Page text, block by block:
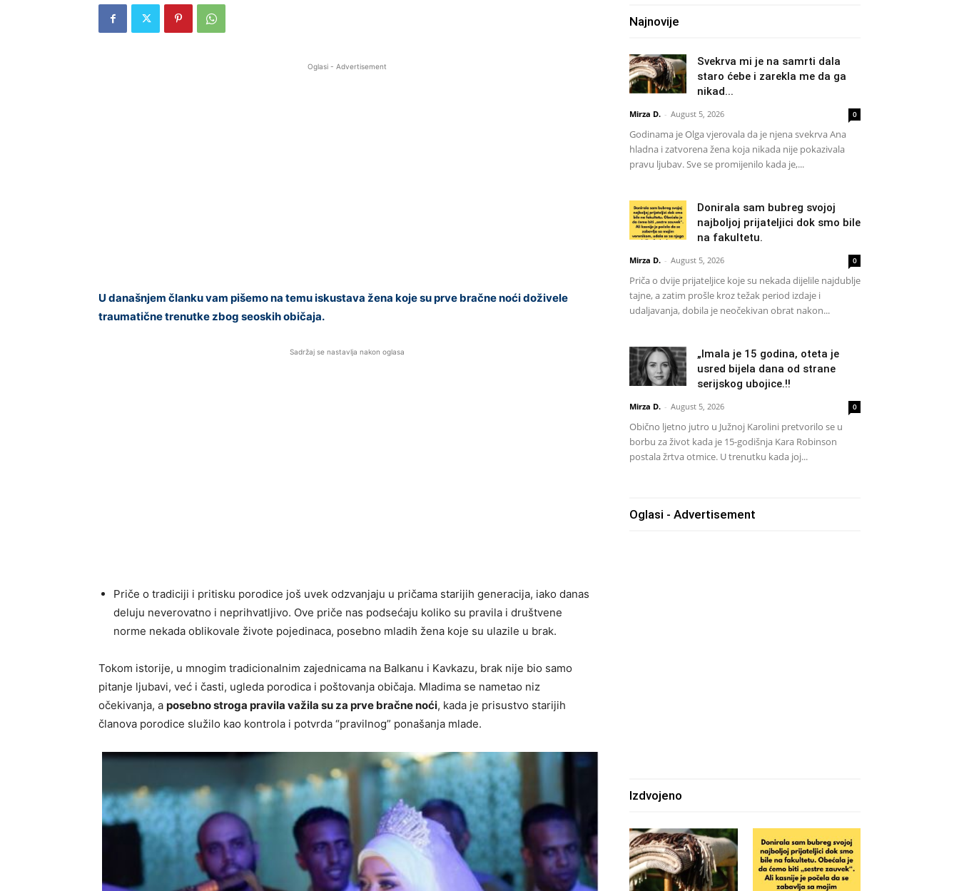
Oglasi - Advertisement
U današnjem članku vam pišemo na temu iskustava žena koje su prve bračne noći doživele
traumatične trenutke zbog seoskih običaja.
Sadržaj se nastavlja nakon oglasa
Priče o tradiciji i pritisku porodice još uvek odzvanjaju u pričama starijih generacija, iako danas
deluju neverovatno i neprihvatljivo. Ove priče nas podsećaju koliko su pravila i društvene
norme nekada oblikovale živote pojedinaca, posebno mladih žena koje su ulazile u brak.
Tokom istorije, u mnogim tradicionalnim zajednicama na Balkanu i Kavkazu, brak nije bio samo
pitanje ljubavi, već i časti, ugleda porodica i poštovanja običaja. Mladima se nametao niz
očekivanja, a posebno stroga pravila važila su za prve bračne noći, kada je prisustvo starijih
članova porodice služilo kao kontrola i potvrda “pravilnog” ponašanja mlade.
Najnovije
Svekrva mi je na samrti dala
staro ćebe i zarekla me da ga
nikad...
Mirza D. - August 5, 2026 0
Godinama je Olga vjerovala da je njena svekrva Ana
hladna i zatvorena žena koja nikada nije pokazivala
pravu ljubav. Sve se promijenilo kada je,...
Donirala sam bubreg svojoj
najboljoj prijateljici dok smo bile
na fakultetu.
Mirza D. - August 5, 2026 0
Priča o dvije prijateljice koje su nekada dijelile najdublje
tajne, a zatim prošle kroz težak period izdaje i
udaljavanja, dobila je neočekivan obrat nakon...
„Imala je 15 godina, oteta je
usred bijela dana od strane
serijskog ubojice.!!
Mirza D. - August 5, 2026 0
Obično ljetno jutro u Južnoj Karolini pretvorilo se u
borbu za život kada je 15-godišnja Kara Robinson
postala žrtva otmice. U trenutku kada joj...
Oglasi - Advertisement
Izdvojeno